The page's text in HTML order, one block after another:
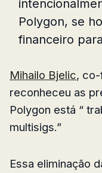
Polygon, se
financeiro
Mihailo Bjelic,
reconheceu as
Polygon está “
multisigs.”
Essa eliminação